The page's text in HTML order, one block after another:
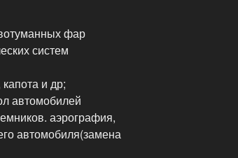
фар
систем
и др;
автомобилей
аэрография,
автомобиля(замена